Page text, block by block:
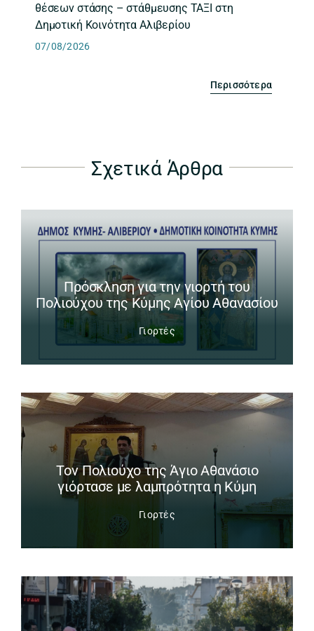
θέσεων στάσης – στάθμευσης ΤΑΞΙ στη
Δημοτική Κοινότητα Αλιβερίου
07/08/2026
Περισσότερα
Σχετικά Άρθρα
Πρόσκληση για την γιορτή του
Πολιούχου της Κύμης Αγίου Αθανασίου
Γιορτές
Tον Πολιούχο της Άγιο Αθανάσιο
γιόρτασε με λαμπρότητα η Κύμη
Γιορτές